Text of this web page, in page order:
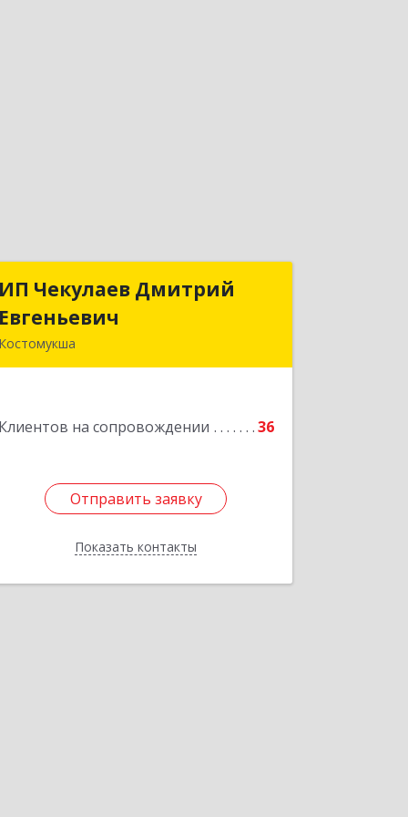
ИП Чекулаев Дмитрий
Евгеньевич
Костомукша
Клиентов на сопровождении 36
Отправить заявку
Показать контакты
ИП Чекулаев Дмитрий
Отправить заявку
Назад